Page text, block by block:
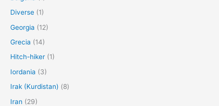
Diverse (1)
Georgia (12)
Grecia (14)
Hitch-hiker (1)
Iordania (3)
Irak (Kurdistan) (8)
Iran (29)